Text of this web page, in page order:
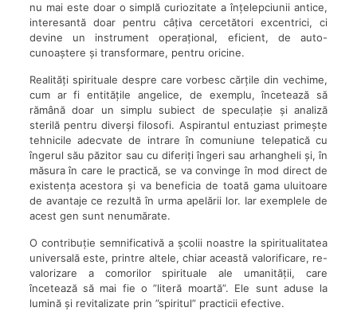
nu mai este doar o simplă curiozitate a înțelepciunii antice,
interesantă doar pentru câțiva cercetători excentrici, ci
devine un instrument operațional, eficient, de auto-
cunoaștere și transformare, pentru oricine.
Realități spirituale despre care vorbesc cărțile din vechime,
cum ar fi entitățile angelice, de exemplu, încetează să
rămână doar un simplu subiect de speculație și analiză
sterilă pentru diverși filosofi. Aspirantul entuziast primește
tehnicile adecvate de intrare în comuniune telepatică cu
îngerul său păzitor sau cu diferiți îngeri sau arhangheli și, în
măsura în care le practică, se va convinge în mod direct de
existența acestora și va beneficia de toată gama uluitoare
de avantaje ce rezultă în urma apelării lor. Iar exemplele de
acest gen sunt nenumărate.
O contribuție semnificativă a școlii noastre la spiritualitatea
universală este, printre altele, chiar această valorificare, re-
valorizare a comorilor spirituale ale umanității, care
încetează să mai fie o ”literă moartă”. Ele sunt aduse la
lumină și revitalizate prin ”spiritul” practicii efective.